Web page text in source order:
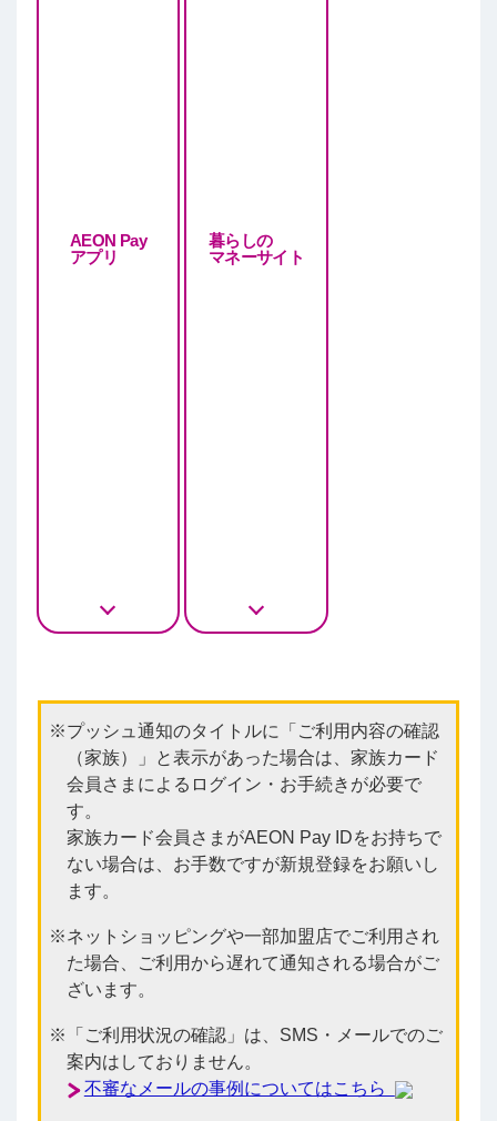
AEON Pay
アプリ
暮らしの
マネーサイト
プッシュ通知のタイトルに「ご利用内容の確認
（家族）」と表示があった場合は、家族カード
会員さまによるログイン・お手続きが必要で
す。
家族カード会員さまがAEON Pay IDをお持ちで
ない場合は、お手数ですが新規登録をお願いし
ます。
ネットショッピングや一部加盟店でご利用され
た場合、ご利用から遅れて通知される場合がご
ざいます。
「ご利用状況の確認」は、SMS・メールでのご
案内はしておりません。
不審なメールの事例についてはこちら